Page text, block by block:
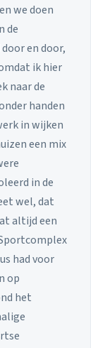
we doen
de
en door,
ik hier
naar de
handen
in wijken
een mix
in de
wel, dat
altijd een
had voor
op
het